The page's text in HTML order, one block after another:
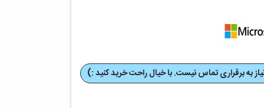
به برقراری تماس نیست. با خیال راحت خرید کنید :)